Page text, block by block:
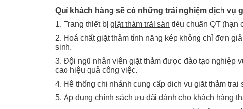
Quí khách hàng sẽ có những trải nghiệm dịch vụ
1. Trang thiết bị giặt thảm trải sàn tiêu chuẩn QT (hạn
2. Hoá chất giặt thảm tính năng kép không chỉ đơn
sinh.
3. Đội ngũ nhân viên giặt thảm được đào tạo nghiệp
cao hiệu quả công việc.
4. Hệ thống chi nhánh cung cấp dịch vụ giặt thảm
5. Áp dụng chính sách ưu đãi dành cho khách hàng